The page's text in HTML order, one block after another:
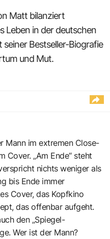
Matt bilanziert
Leben in der deutschen
Bestseller-Biografie
und Mut.
Mann im extremen Close-
Cover. „Am Ende“ steht
nichts weniger als
bis Ende immer
Cover, das Kopfkino
das offenbar aufgeht.
den „Spiegel-
Wer ist der Mann?